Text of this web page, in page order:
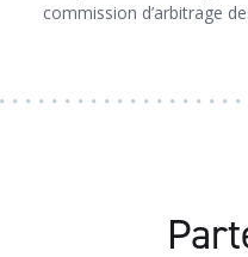
commission d’arbitrage